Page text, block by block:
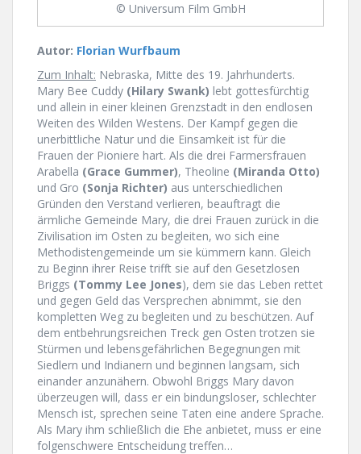
© Universum Film GmbH
Autor: Florian Wurfbaum
Zum Inhalt: Nebraska, Mitte des 19. Jahrhunderts.
Mary Bee Cuddy (Hilary Swank) lebt gottesfürchtig
und allein in einer kleinen Grenzstadt in den endlosen
Weiten des Wilden Westens. Der Kampf gegen die
unerbittliche Natur und die Einsamkeit ist für die
Frauen der Pioniere hart. Als die drei Farmersfrauen
Arabella (Grace Gummer), Theoline (Miranda Otto)
und Gro (Sonja Richter) aus unterschiedlichen
Gründen den Verstand verlieren, beauftragt die
ärmliche Gemeinde Mary, die drei Frauen zurück in die
Zivilisation im Osten zu begleiten, wo sich eine
Methodistengemeinde um sie kümmern kann. Gleich
zu Beginn ihrer Reise trifft sie auf den Gesetzlosen
Briggs (Tommy Lee Jones), dem sie das Leben rettet
und gegen Geld das Versprechen abnimmt, sie den
kompletten Weg zu begleiten und zu beschützen. Auf
dem entbehrungsreichen Treck gen Osten trotzen sie
Stürmen und lebensgefährlichen Begegnungen mit
Siedlern und Indianern und beginnen langsam, sich
einander anzunähern. Obwohl Briggs Mary davon
überzeugen will, dass er ein bindungsloser, schlechter
Mensch ist, sprechen seine Taten eine andere Sprache.
Als Mary ihm schließlich die Ehe anbietet, muss er eine
folgenschwere Entscheidung treffen…